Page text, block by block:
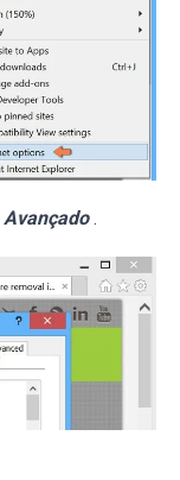
Avançado .